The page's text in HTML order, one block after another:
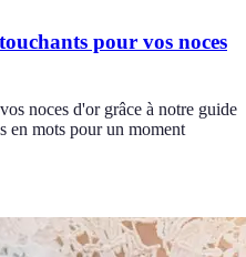
pour vos noces
noces d'or grâce à notre guide
en mots pour un moment